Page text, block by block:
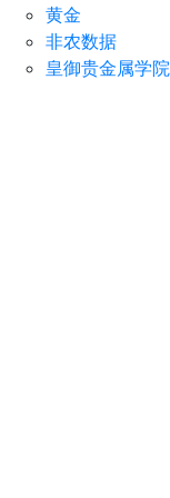
黄金
非农数据
皇御贵金属学院